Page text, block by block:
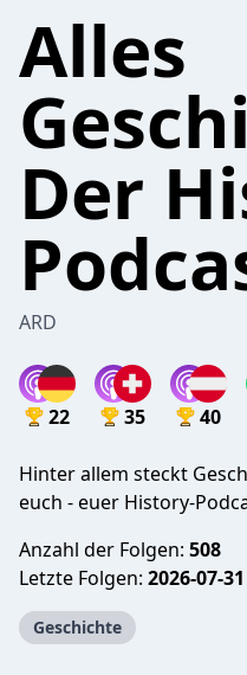
Alles
Der
ARD
22 35 40
Hinter allem steckt
euch - euer History-
Anzahl der Folgen: 508
Letzte Folgen: 2026-07-31
Geschichte